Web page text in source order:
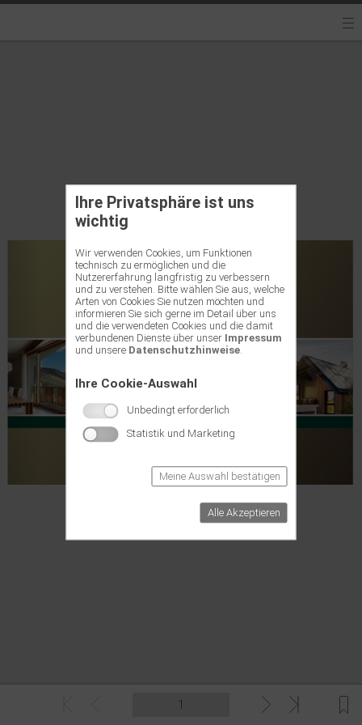
Ihre Privatsphäre ist uns
wichtig
Wir verwenden Cookies, um Funktionen
technisch zu ermöglichen und die
Nutzererfahrung langfristig zu verbessern
und zu verstehen. Bitte wählen Sie aus, welche
Arten von Cookies Sie nutzen möchten und
informieren Sie sich gerne im Detail über uns
und die verwendeten Cookies und die damit
verbundenen Dienste über unser Impressum
und unsere Datenschutzhinweise.
Ihre Cookie-Auswahl
Unbedingt erforderlich
Statistik und Marketing
Meine Auswahl bestätigen
Alle Akzeptieren